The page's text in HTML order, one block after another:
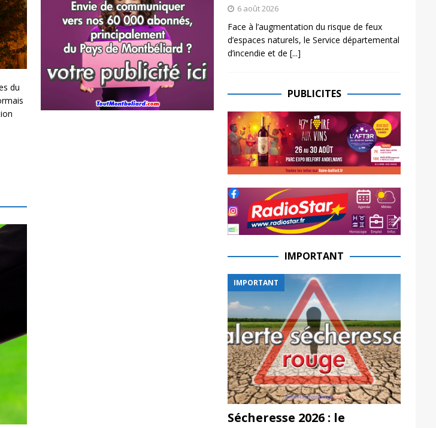
du
6 août 2026
Face à l’augmentation du risque de feux
d’espaces naturels, le Service départemental
d’incendie et de [...]
PUBLICITES
IMPORTANT
IMPORTANT
Sécheresse 2026 : le